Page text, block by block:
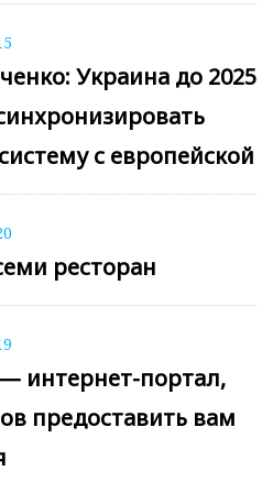
Украина до 2025
с европейской
ресторан
интернет-портал,
предоставить вам